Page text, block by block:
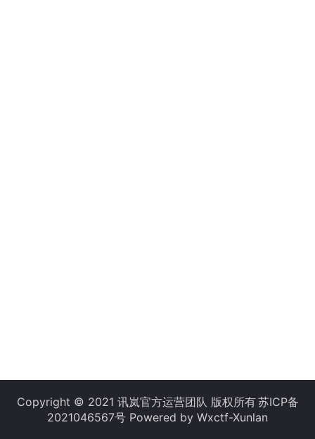
Copyright © 2021 讯岚官方运营团队 版权所有苏ICP备
2021046567号 Powered by Wxctf-Xunlan